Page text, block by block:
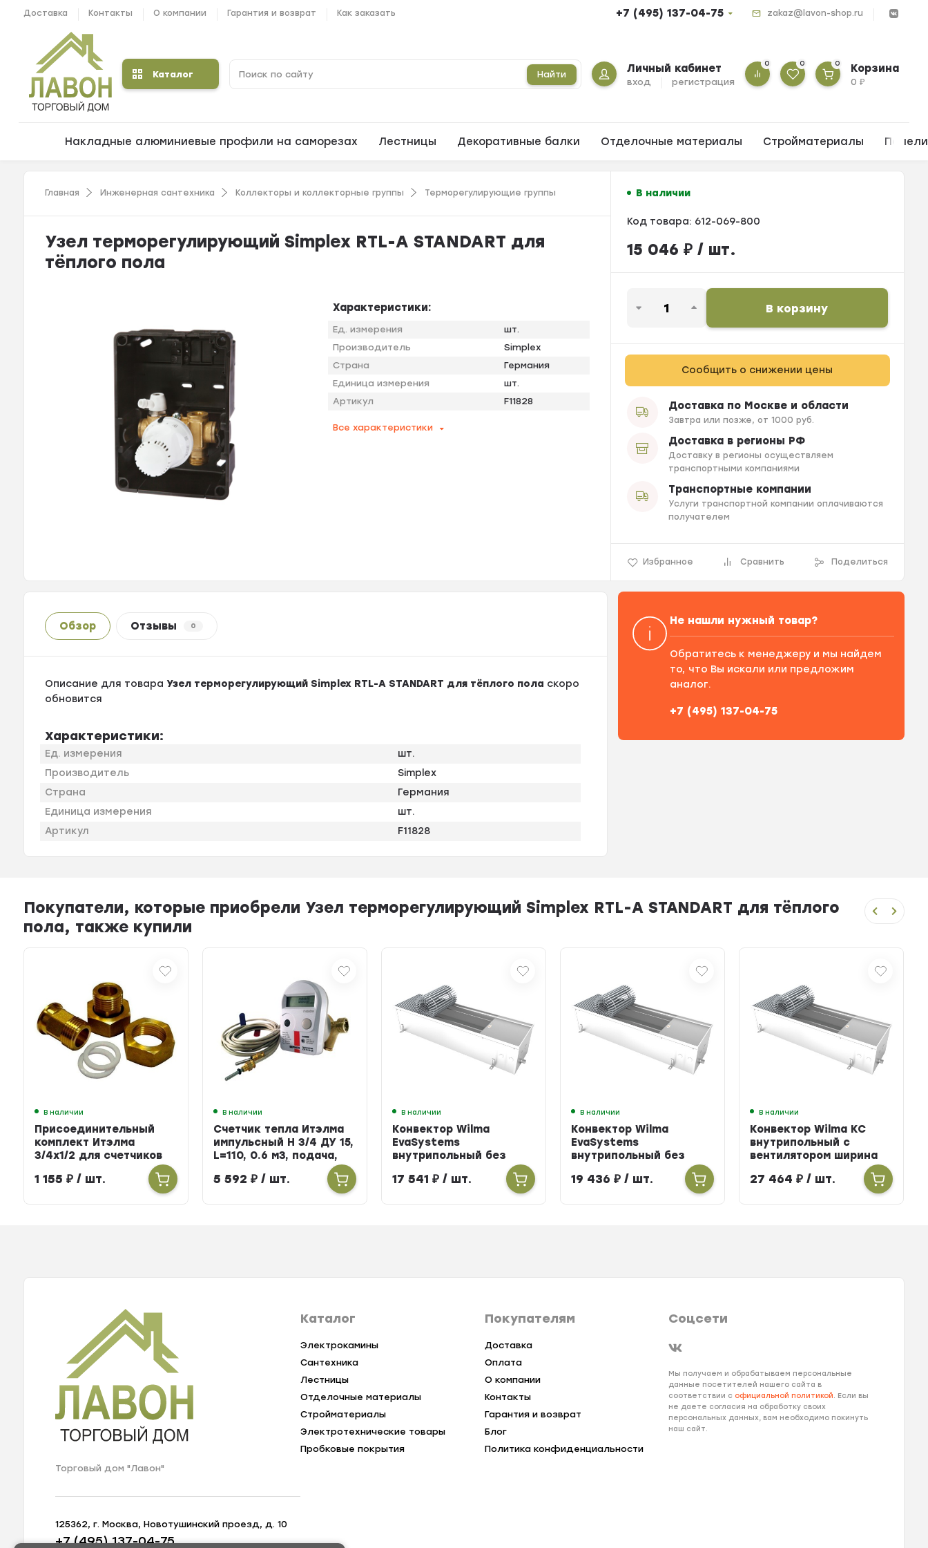
Доставка Контакты О компании Гарантия и возврат Как заказать +7 (495) 137-04-75 zakaz@lavon-shop.ru
Каталог Найти Личный кабинет
вход регистрация
0 0 0 Корзина
0₽
Накладные алюминиевые профили на саморезах Лестницы Декоративные балки Отделочные материалы Стройматериалы
Главная Инженерная сантехника Коллекторы и коллекторные группы Терморегулирующие группы
Узел терморегулирующий Simplex RTL-A STANDART для
тёплого пола
Характеристики:
Ед. измерения
шт.
Производитель
Simplex
Страна
Германия
Единица измерения
шт.
Артикул
F11828
Все характеристики
В наличии
Код товара: 612-069-800
15 046 ₽/ шт.
В корзину
Сообщить о снижении цены
Доставка по Москве и области
Завтра или позже, от 1000 руб.
Доставка в регионы РФ
Доставку в регионы осуществляем
транспортными компаниями
Транспортные компании
Услуги транспортной компании оплачиваются
получателем
Избранное Сравнить Поделиться
Обзор Отзывы 0
Описание для товара Узел терморегулирующий Simplex RTL-A STANDART для тёплого пола скоро
обновится
Характеристики:
Ед. измерения
шт.
Производитель
Simplex
Страна
Германия
Единица измерения
шт.
Артикул
F11828
Не нашли нужный товар?
Обратитесь к менеджеру и мы найдем
то, что Вы искали или предложим
аналог.
+7 (495) 137-04-75
Покупатели, которые приобрели Узел терморегулирующий Simplex RTL-A STANDART для тёплого
пола, также купили
В наличии
Присоединительный
комплект Итэлма
3/4х1/2 для счетчиков
1 155₽ / шт.
В наличии
Счетчик тепла Итэлма
импульсный Н 3/4 ДУ 15,
L=110, 0.6 м3, подача,
5 592₽ / шт.
В наличии
Конвектор Wilma
EvaSystems
внутрипольный без
вентилятора ширина
258мм высота 90мм
17 541₽ / шт.
В наличии
Конвектор Wilma
EvaSystems
внутрипольный без
вентилятора ширина
258мм высота 160мм
19 436₽ / шт.
В наличии
Конвектор Wilma KC
внутрипольный с
вентилятором ширина
303мм высота 100мм
длина 2700мм
27 464₽ / шт.
Торговый дом "Лавон"
125362, г. Москва, Новотушинский проезд, д. 10
+7 (495) 137-04-75
Каталог
Электрокамины
Сантехника
Лестницы
Отделочные материалы
Стройматериалы
Электротехнические товары
Пробковые покрытия
Покупателям
Доставка
Оплата
О компании
Контакты
Гарантия и возврат
Блог
Политика конфиденциальности
Соцсети
Мы получаем и обрабатываем персональные
данные посетителей нашего сайта в
соответствии с официальной политикой. Если вы
не даете согласия на обработку своих
персональных данных, вам необходимо покинуть
наш сайт.